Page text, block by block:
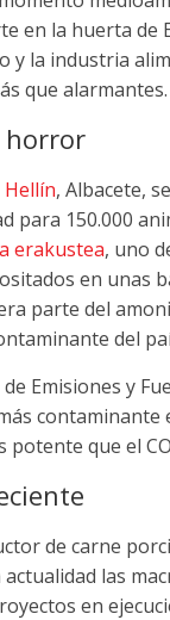
en la huerta
y la industria
que alarmantes.
horror
Hellín, Albacete,
para 150.000
erakustea, uno
en unas
parte del
del
Emisiones y
potente que el
de carne
actualidad las
en